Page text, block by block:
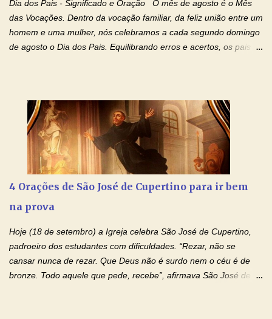
autoridade do Nome de Jesus libertai da escravidão do vício das
drogas, c...
Dia dos Pais - Significado e Oração O mês de agosto é o Mês
das Vocações. Dentro da vocação familiar, da feliz união entre um
homem e uma mulher, nós celebramos a cada segundo domingo
de agosto o Dia dos Pais. Equilibrando erros e acertos, os pais
conforto, boa alimentação, educação de qualidade. E, em geral,
procuram orientá-los para que enfrentem o mundo, com suas
alegrias, com seus dissabores. Acompanham-nos em suas
vitórias, em seus fracassos, em suas lutas. É claro que há
exceções, mas essas exceções só confirmam uma regra porque
estado natural, normal. O mundo de hoje apresenta anomalias
absurdas. Temos notícia de pais que torturam seus filhos, que os
filhos. Mas isso não é o c...
4 Orações de São José de Cupertino para ir bem
na prova
Hoje (18 de setembro) a Igreja celebra São José de Cupertino,
padroeiro dos estudantes com dificuldades. “Rezar, não se
cansar nunca de rezar. Que Deus não é surdo nem o céu é de
bronze. Todo aquele que pede, recebe”, afirmava São José de